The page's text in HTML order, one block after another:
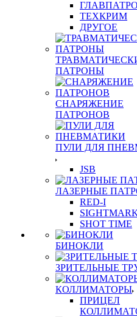
ТЕХКРИМ
ДРУГОЕ
ПАТРОНЫ
СНАРЯЖЕНИЕ
ПАТРОНОВ
ПУЛИ ДЛЯ
JSB
ЛАЗЕРНЫЕ
RED-I
SHOT TIME
БИНОКЛИ
ЗРИТЕЛЬНЫЕ
КОЛЛИМАТОРЫ
ПРИЦЕЛ